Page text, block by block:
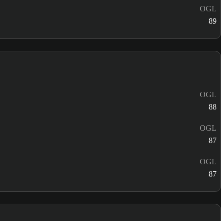
OGL
89
OGL
88
OGL
87
OGL
87